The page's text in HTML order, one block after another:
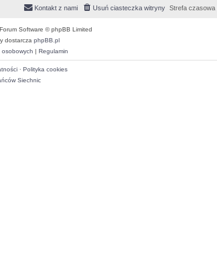
Strefa czasowa
Usuń ciasteczka witryny
Kontakt z nami
Software © phpBB Limited
dostarcza phpBB.pl
| Regulamin
· Polityka cookies
Siechnic